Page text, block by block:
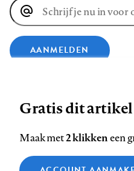
E-
mailadres
AANMELDEN
op
op
op
ons
op
Zie onze cookie policy
Gratis dit artikel
Maak met2 klikkeneen